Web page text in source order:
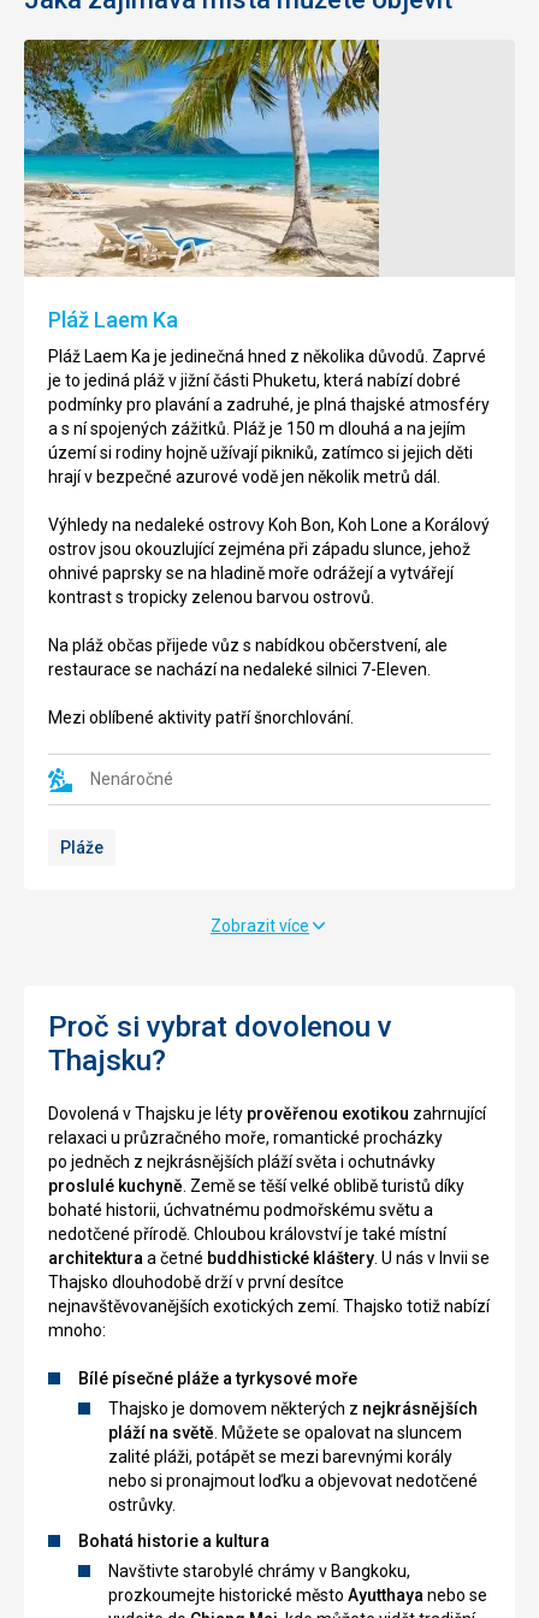
Pláž Laem Ka
Pláž Laem Ka je jedinečná hned z několika důvodů. Zaprvé
je to jediná pláž v jižní části Phuketu, která nabízí dobré
podmínky pro plavání a zadruhé, je plná thajské atmosféry
a s ní spojených zážitků. Pláž je 150 m dlouhá a na jejím
území si rodiny hojně užívají pikniků, zatímco si jejich děti
hrají v bezpečné azurové vodě jen několik metrů dál.
Výhledy na nedaleké ostrovy Koh Bon, Koh Lone a Korálový
ostrov jsou okouzlující zejména při západu slunce, jehož
ohnivé paprsky se na hladině moře odrážejí a vytvářejí
kontrast s tropicky zelenou barvou ostrovů.
Na pláž občas přijede vůz s nabídkou občerstvení, ale
restaurace se nachází na nedaleké silnici 7-Eleven.
Mezi oblíbené aktivity patří šnorchlování.
Nenáročné
Pláže
Pláž
Kamala
Pláž
Kamala
se
nachází
v
Phuket.
Jedná
dlouhou,
pláž
bílým
pískem
tyrkysovým
mořem.
obklopeno
krásnou
přírodou
kopci.
kvůli
nedalekým
korálovým
ovšem
ocení
potapěči.
Pláž
turisty
velice
oblíbená,
přeplněná.
vhodné
podmínky
Velký
Buddha
Velký
Buddha
se
nachází
na
Nakkerd.
Jedná
vysokou
která
vidět
dálky.
Tato
považována
jednu
nejdůležitějších
krásně
bílého
mramoru.
Vedle
tohoto
památníku
nachází
další,
menší
Buddha,
který
vyroben
Nenáročné
památníky
Zobrazit více
Proč si vybrat dovolenou v
Thajsku?
Dovolená v Thajsku je léty prověřenou exotikou zahrnující
relaxaci u průzračného moře, romantické procházky
po jedněch z nejkrásnějších pláží světa i ochutnávky
proslulé kuchyně . Země se těší velké oblibě turistů díky
bohaté historii, úchvatnému podmořskému světu a
nedotčené přírodě. Chloubou království je také místní
architektura a četné buddhistické kláštery . U nás v Invii se
Thajsko dlouhodobě drží v první desítce
nejnavštěvovanějších exotických zemí. Thajsko totiž nabízí
mnoho:
Bílé písečné pláže a tyrkysové moře
Thajsko je domovem některých z nejkrásnějších
pláží na světě . Můžete se opalovat na sluncem
zalité pláži, potápět se mezi barevnými korály
nebo si pronajmout loďku a objevovat nedotčené
ostrůvky.
Bohatá historie a kultura
Navštivte starobylé chrámy v Bangkoku,
prozkoumejte historické město Ayutthaya nebo se